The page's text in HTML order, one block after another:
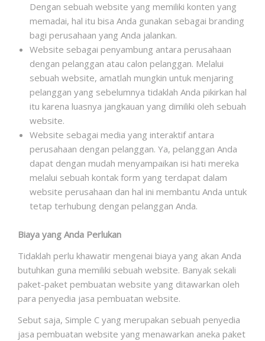
Dengan sebuah website yang memiliki konten yang
memadai, hal itu bisa Anda gunakan sebagai branding
bagi perusahaan yang Anda jalankan.
Website sebagai penyambung antara perusahaan
dengan pelanggan atau calon pelanggan. Melalui
sebuah website, amatlah mungkin untuk menjaring
pelanggan yang sebelumnya tidaklah Anda pikirkan hal
itu karena luasnya jangkauan yang dimiliki oleh sebuah
website.
Website sebagai media yang interaktif antara
perusahaan dengan pelanggan. Ya, pelanggan Anda
dapat dengan mudah menyampaikan isi hati mereka
melalui sebuah kontak form yang terdapat dalam
website perusahaan dan hal ini membantu Anda untuk
tetap terhubung dengan pelanggan Anda.
Biaya yang Anda Perlukan
Tidaklah perlu khawatir mengenai biaya yang akan Anda
butuhkan guna memiliki sebuah website. Banyak sekali
paket-paket pembuatan website yang ditawarkan oleh
para penyedia jasa pembuatan website.
Sebut saja, Simple C yang merupakan sebuah penyedia
jasa pembuatan website yang menawarkan aneka paket